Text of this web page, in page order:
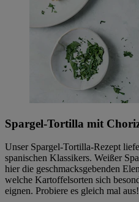
Spargel-Tortilla mit
Unser Spargel-Tortilla-Rezept
spanischen Klassikers. Weißer
hier die geschmacksgebenden
welche Kartoffelsorten sich
eignen. Probiere es gleich mal aus!